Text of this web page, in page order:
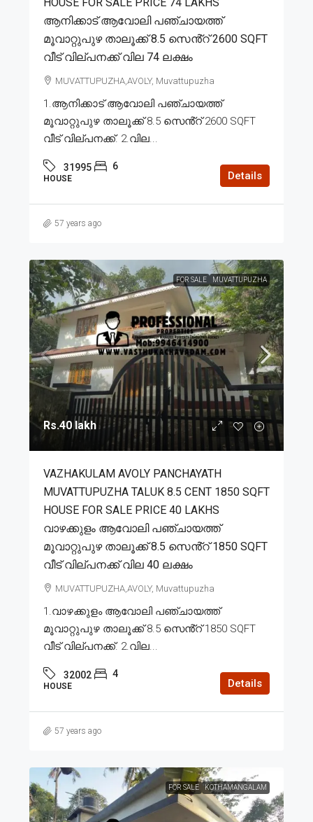
ആനിക്കാട് ആവോലി പഞ്ചായത്ത്
മൂവാറ്റുപുഴ താലൂക്ക് 8.5 സെൻ്റ് 2600 SQFT
വീട് വില്പനക്ക് വില 74 ലക്ഷം
MUVATTUPUZHA,AVOLY, Muvattupuzha
1.ആനിക്കാട് ആവോലി പഞ്ചായത്ത്
മൂവാറ്റുപുഴ താലൂക്ക് 8.5 സെൻ്റ് 2600 SQFT
വീട് വില്പനക്ക്. 2.വില...
31995 6
HOUSE Details
57 years ago
FOR SALE MUVATTUPUZHA
Rs.40 lakh
VAZHAKULAM AVOLY PANCHAYATH
MUVATTUPUZHA TALUK 8.5 CENT 1850 SQFT
HOUSE FOR SALE PRICE 40 LAKHS
വാഴക്കുളം ആവോലി പഞ്ചായത്ത്
മൂവാറ്റുപുഴ താലൂക്ക് 8.5 സെൻ്റ് 1850 SQFT
വീട് വില്പനക്ക് വില 40 ലക്ഷം
MUVATTUPUZHA,AVOLY, Muvattupuzha
1.വാഴക്കുളം ആവോലി പഞ്ചായത്ത്
മൂവാറ്റുപുഴ താലൂക്ക് 8.5 സെൻ്റ് 1850 SQFT
വീട് വില്പനക്ക്. 2.വില...
32002 4
HOUSE Details
57 years ago
FOR SALE KOTHAMANGALAM